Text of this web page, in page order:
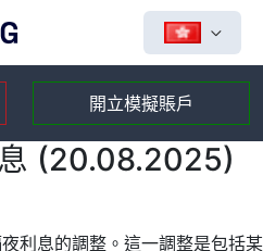
開立模擬賬戶
(20.08.2025)
利息的調整。這一調整是包括某